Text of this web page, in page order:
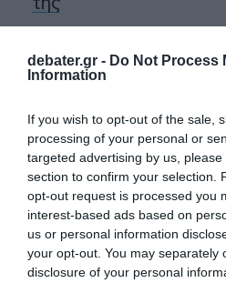
debater.gr - Do Not Process
Information
If you wish to opt-out of the sale,
processing of your personal or
targeted advertising by us,
section to confirm your selection.
opt-out request is processed you
interest-based ads based on
us or personal information
your opt-out. You may separately
disclosure of your personal
ανήλικη στο σπίτι του
φωνές της
Ακολούθησε το
και μάθετε πρώτοι
Share Tweet
ΝΑΤΟ ΣΥΝΟΔΟΣ ΚΟΡΥΦΗΣ